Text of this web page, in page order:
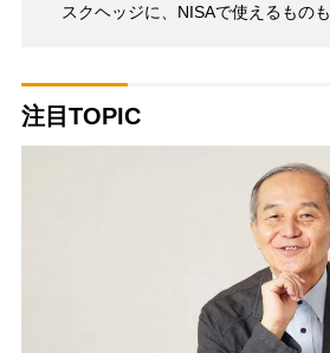
スクヘッジに、NISAで使えるものも
注目TOPIC